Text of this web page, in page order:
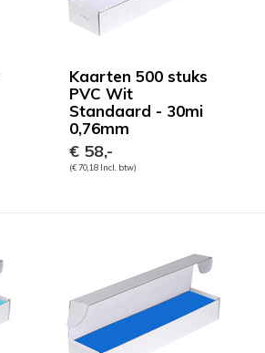
Kaarten 500 stuks
PVC Wit
Standaard - 30mi
0,76mm
€ 58,-
(€ 70,18 Incl. btw)